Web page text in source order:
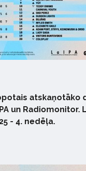
atskaņotāko
un Radiomonitor.
- 4. nedēļa.